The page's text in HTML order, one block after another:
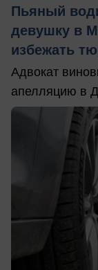
Пьяный
девушку в
избежать
Адвокат
апелляцию в